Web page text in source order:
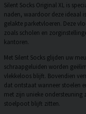
Silent Socks Original XL is
naden, waardoor deze ideaal
gelakte parketvloeren. Deze
zoals scholen en
kantoren.
Met Silent Socks glijden uw
schraapgeluiden worden
vlekkeloos blijft. Bovendien
dat ontstaat wanneer stoelen
met zijn unieke ondersteuning
stoelpoot blijft zitten.